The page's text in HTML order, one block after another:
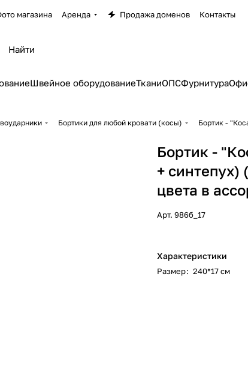
магазина Аренда Продажа доменов Контакты
Швейное оборудованиеТканиОПСФурнитура
Бортики для любой кровати (косы) Бортик -
Бортик -
+
цвета в
Арт. 986б_17
Характеристики
Размер: 240*17 см